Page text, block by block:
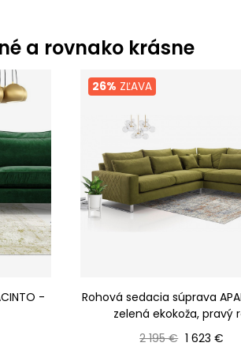
a rovnako krásne
-
26% ZĽAVA
Rohová sedacia súprava
zelená ekokoža, pravý
Bežná cena
2 195 € Cena
1 623 €